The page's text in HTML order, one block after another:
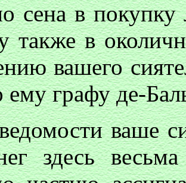
сена в
также в
вашего
ему графу де-
ваше
здесь